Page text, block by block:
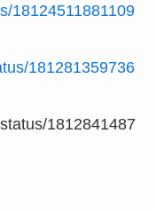
18124511881109
181281359736
1812841487